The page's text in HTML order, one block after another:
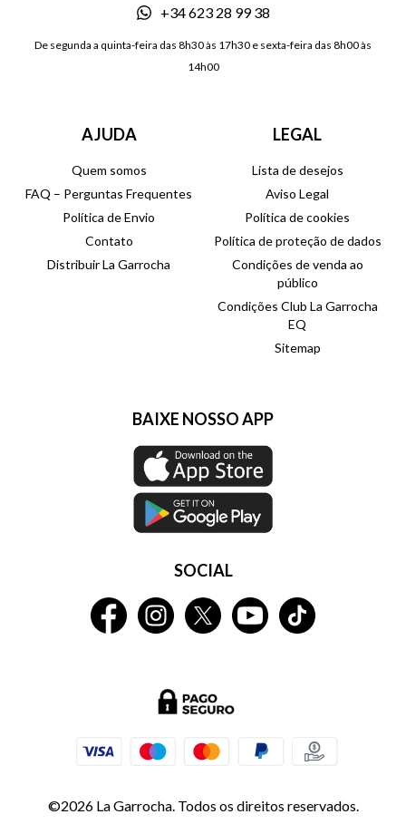
+34 623 28 99 38
De segunda a quinta-feira das 8h30 às 17h30 e sexta-feira das 8h00 às
14h00
AJUDA
Quem somos
FAQ – Perguntas Frequentes
Política de Envio
Contato
Distribuir La Garrocha
LEGAL
Lista de desejos
Aviso Legal
Política de cookies
Política de proteção de dados
Condições de venda ao
público
Condições Club La Garrocha
EQ
Sitemap
BAIXE NOSSO APP
SOCIAL
©2026 La Garrocha. Todos os direitos reservados.